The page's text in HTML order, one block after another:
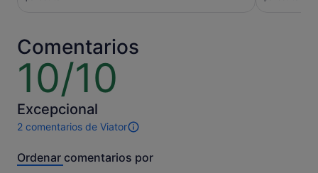
por
adulto
Comentarios
10/10
10
sobre
10
Excepcional
2 comentarios de Viator
2 comentarios
esta
Ordenar comentarios por